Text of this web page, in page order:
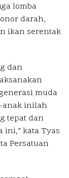
lomba
darah,
ikan serentak
dan
muda
anak inilah
tepat dan
ini,” kata Tyas
Persatuan